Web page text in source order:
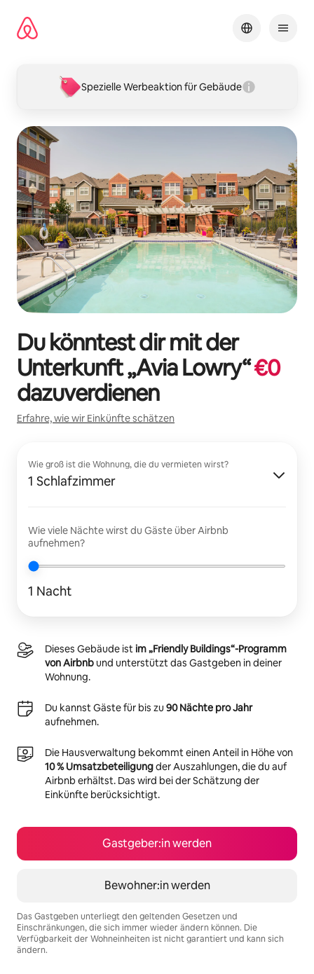
Inhalten
springen
Spezielle Werbeaktion für Gebäude
Du könntest dir mit der
Unterkunft „Avia Lowry“€0
dazuverdienen
Erfahre, wie wir Einkünfte schätzen
Wie groß ist die Wohnung, die du vermieten wirst?
1 Schlafzimmer
Wie viele Nächte wirst du Gäste über Airbnb
aufnehmen?
1 Nacht
Dieses Gebäude istim „Friendly Buildings“-Programm
von Airbnbund unterstützt das Gastgeben in deiner
Wohnung.
Du kannst Gäste für bis zu 90 Nächte pro Jahr
aufnehmen.
Die Hausverwaltung bekommt einen Anteil in Höhe von
10 % Umsatzbeteiligungder Auszahlungen, die du auf
Airbnb erhältst. Das wird bei der Schätzung der
Einkünfte berücksichtigt.
Gastgeber:in werden
Bewohner:in werden
Das Gastgeben unterliegt den geltenden Gesetzen und
Einschränkungen, die sich immer wieder ändern können. Die
Verfügbarkeit der Wohneinheiten ist nicht garantiert und kann sich
ändern.